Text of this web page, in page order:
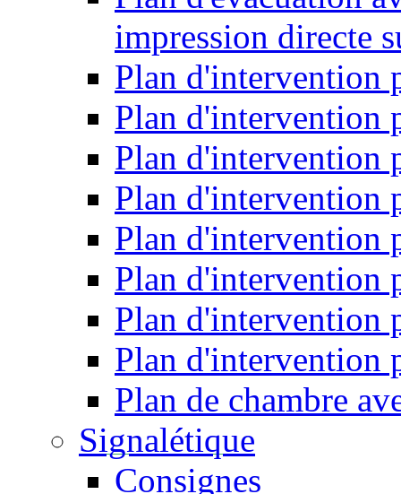
impression directe
Plan d'intervention
Plan d'intervention
Plan d'intervention
Plan d'intervention
Plan d'intervention
Plan d'intervention
Plan d'intervention
Plan d'intervention
Plan de chambre
Signalétique
Consignes